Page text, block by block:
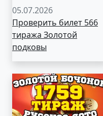
05.07.2026
Проверить билет 566
тиража Золотой
подковы